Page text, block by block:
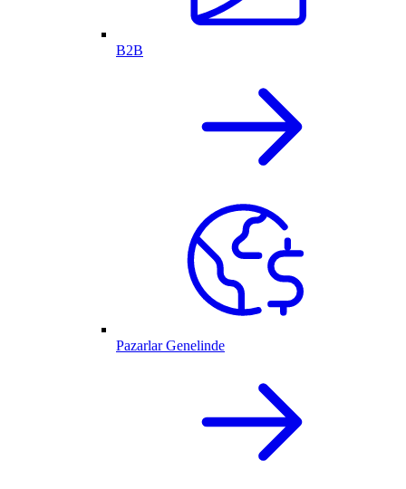
B2B
Pazarlar Genelinde